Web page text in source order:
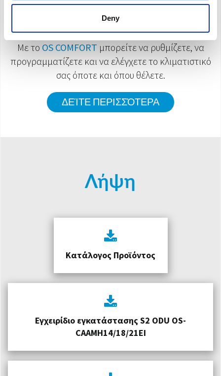
Deny
Με το OS COMFORT μπορείτε να ρυθμίζετε, να
προγραμματίζετε και να ελέγχετε το κλιματιστικό
σας όποτε και όπου θέλετε.
ΔΕΊΤΕ ΠΕΡΙΣΣΌΤΕΡΑ
Λήψη
Κατάλογος Προϊόντος
Εγχειρίδιο εγκατάστασης S2 ODU OS-
CAAMH14/18/21EI